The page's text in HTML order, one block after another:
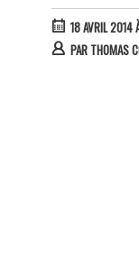
18 AVRIL 2014
PAR THOMAS